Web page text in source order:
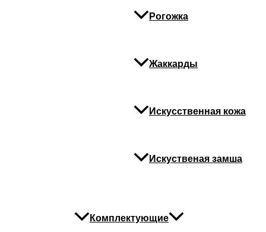
Рогожка
Жаккарды
Искусственная кожа
Искуственая замша
Комплектующие